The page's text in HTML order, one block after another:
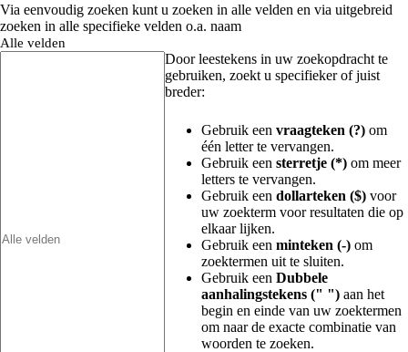
Via eenvoudig zoeken kunt u zoeken in alle velden en via uitgebreid
zoeken in alle specifieke velden o.a. naam
Alle velden
Door leestekens in uw zoekopdracht te
gebruiken, zoekt u specifieker of juist
breder:
Gebruik een vraagteken (?) om
één letter te vervangen.
Gebruik een sterretje (*) om meer
letters te vervangen.
Gebruik een dollarteken ($) voor
uw zoekterm voor resultaten die op
elkaar lijken.
Gebruik een minteken (-) om
zoektermen uit te sluiten.
Gebruik een Dubbele
aanhalingstekens (" ") aan het
begin en einde van uw zoektermen
om naar de exacte combinatie van
woorden te zoeken.